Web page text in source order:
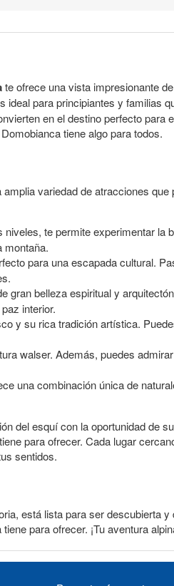
te ofrece una vista impresionante
ideal para principiantes y familias
en el destino perfecto para
tiene algo para todos.
variedad de atracciones que
te permite experimentar la
montaña.
para una escapada cultural.
gran belleza espiritual y
interior.
y su rica tradición artística.
walser. Además, puedes
una combinación única de
del esquí con la oportunidad de
para ofrecer. Cada lugar
sentidos.
está lista para ser descubierta
para ofrecer. ¡Tu aventura